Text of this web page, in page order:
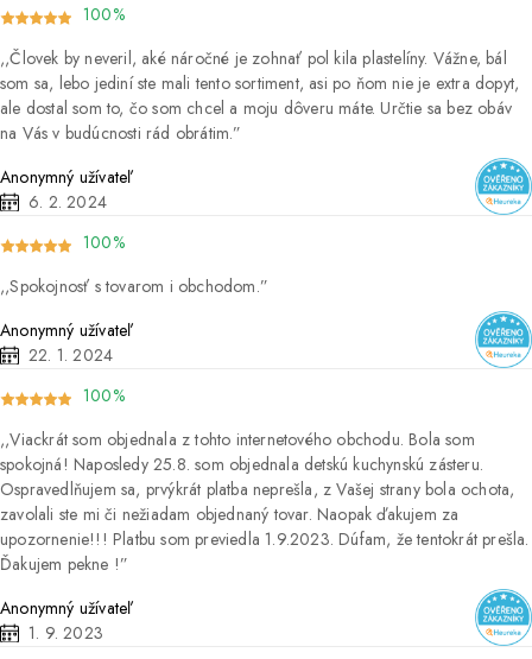
100%
Človek by neveril, aké náročné je zohnať pol kila plastelíny. Vážne, bál
som sa, lebo jediní ste mali tento sortiment, asi po ňom nie je extra dopyt,
ale dostal som to, čo som chcel a moju dôveru máte. Určtie sa bez obáv
na Vás v budúcnosti rád obrátim.
Anonymný užívateľ
6. 2. 2024
100%
Spokojnosť s tovarom i obchodom.
Anonymný užívateľ
22. 1. 2024
100%
Viackrát som objednala z tohto internetového obchodu. Bola som
spokojná! Naposledy 25.8. som objednala detskú kuchynskú zásteru.
Ospravedlňujem sa, prvýkrát platba neprešla, z Vašej strany bola ochota,
zavolali ste mi či nežiadam objednaný tovar. Naopak ďakujem za
upozornenie!!! Platbu som previedla 1.9.2023. Dúfam, že tentokrát prešla.
Ďakujem pekne !
Anonymný užívateľ
1. 9. 2023